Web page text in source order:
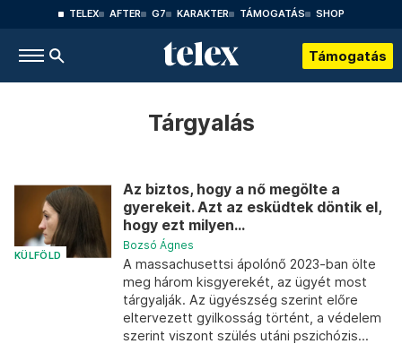
TELEX AFTER G7 KARAKTER TÁMOGATÁS SHOP
Támogatás
Tárgyalás
KÜLFÖLD
Az biztos, hogy a nő megölte a
gyerekeit. Azt az esküdtek döntik el,
hogy ezt milyen...
Bozsó Ágnes
A massachusettsi ápolónő 2023-ban ölte
meg három kisgyerekét, az ügyét most
tárgyalják. Az ügyészség szerint előre
eltervezett gyilkosság történt, a védelem
szerint viszont szülés utáni pszichózis...